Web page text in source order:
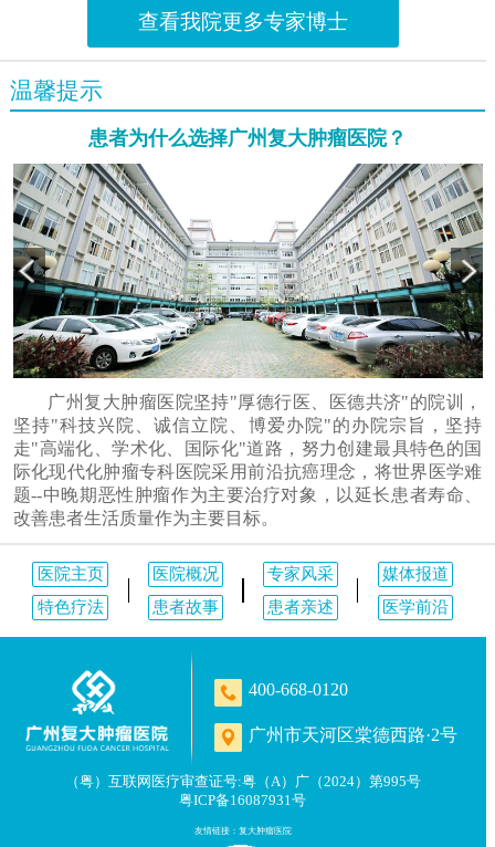
查看我院更多专家博士
温馨提示
患者为什么选择广州复大肿瘤医院？
广州复大肿瘤医院坚持"厚德行医、医德共济"的院训，
坚持"科技兴院、诚信立院、博爱办院"的办院宗旨，坚持
走"高端化、学术化、国际化"道路，努力创建最具特色的国
际化现代化肿瘤专科医院采用前沿抗癌理念，将世界医学难
题--中晚期恶性肿瘤作为主要治疗对象，以延长患者寿命、
改善患者生活质量作为主要目标。
医院主页 医院概况 专家风采
媒体报道
特色疗法
患者故事 患者亲述 医学前沿
400-668-0120
广州市天河区棠德西路·2号
（粤）互联网医疗审查证号:粤（A）广（2024）第995号
粤ICP备16087931号
友情链接： 复大肿瘤医院